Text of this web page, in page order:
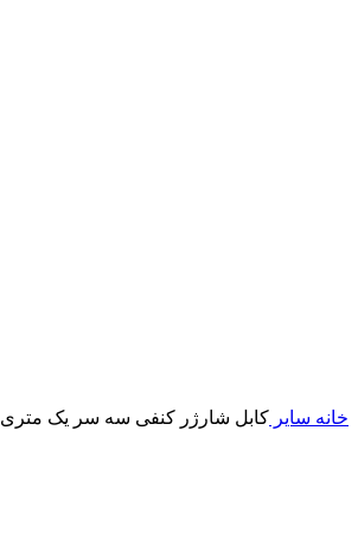
خانه سایر کابل شارژر کنفی سه سر یک متری